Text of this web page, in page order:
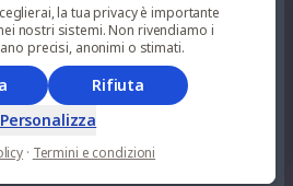
parzialmente nuvoloso
%
nuvoloso
la tua privacy è importante
nostri sistemi. Non rivendiamo i
precisi, anonimi o stimati.
Rifiuta
Personalizza
· Termini e condizioni